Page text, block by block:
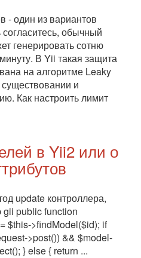
- один из вариантов
обычный
генерировать сотню
В Yii такая защита
на алгоритме Leaky
и
Как настроить лимит
в Yii2 или о
update контроллера,
public function
$this->findModel($id); if
>post()) && $model-
} else { return ...